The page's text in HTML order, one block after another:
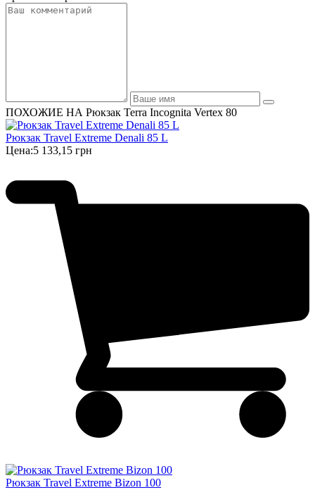
ПОХОЖИЕ НА Рюкзак Terra Incognita Vertex 80
Рюкзак Travel Extreme Denali 85 L
Цена:5 133,15 грн
Рюкзак Travel Extreme Bizon 100